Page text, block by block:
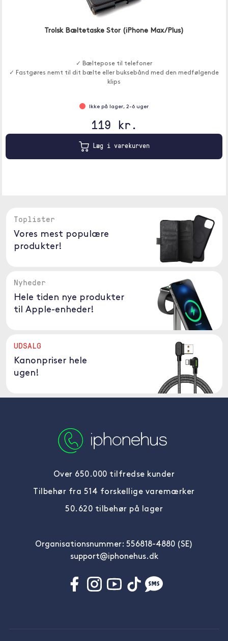
Trolsk Bæltetaske Stor (iPhone Max/Plus)
✓ Bæltepose til telefoner
✓ Fastgøres nemt til dit bælte eller buksebånd med den medfølgende
klips
Ikke på lager, 2-6 uger
119 kr.
Læg i varekurven
Toplister
Vores mest populære
produkter!
Nyheder
Hele tiden nye produkter
til Apple-enheder!
UDSALG
Kanonpriser hele
ugen!
Over 650.000 tilfredse kunder
Tilbehør fra 514 forskellige varemærker
50.620 tilbehør på lager
Organisationsnummer: 556818-4880 (SE)
support@iphonehus.dk